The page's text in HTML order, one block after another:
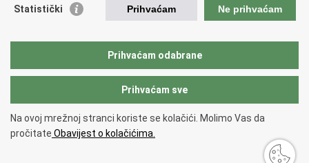
Creative Europe
EU National Institutes for Culture
Međunarodni centar za podvodnu arheologiju u Zadru (MCPA)
Copyright © 2026 Ministarstvo kulture i medija.
pristupačnosti.
Statistički Prihvaćam Ne prihvaćam
Prihvaćam odabrane
Prihvaćam sve
Na ovoj mrežnoj stranci koriste se kolačići. Molimo Vas da
pročitate Obavijest o kolačićima.